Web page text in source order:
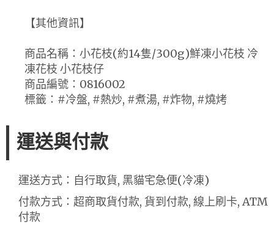
【其他資訊】
商品名稱：小花枝(約14隻/300g)鮮凍小花枝 冷
凍花枝 小花枝仔
商品編號：0816002
標籤：#冷盤, #熱炒, #煮湯, #炸物, #燒烤
運送與付款
運送方式：自行取貨, 黑貓宅急便(冷凍)
付款方式：超商取貨付款, 貨到付款, 線上刷卡, ATM
付款